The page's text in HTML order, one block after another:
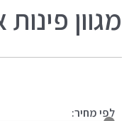
מגוון
לפי מחיר: